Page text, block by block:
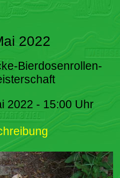
2022
Bierdosenrollen-
2022 - 15:00 Uhr